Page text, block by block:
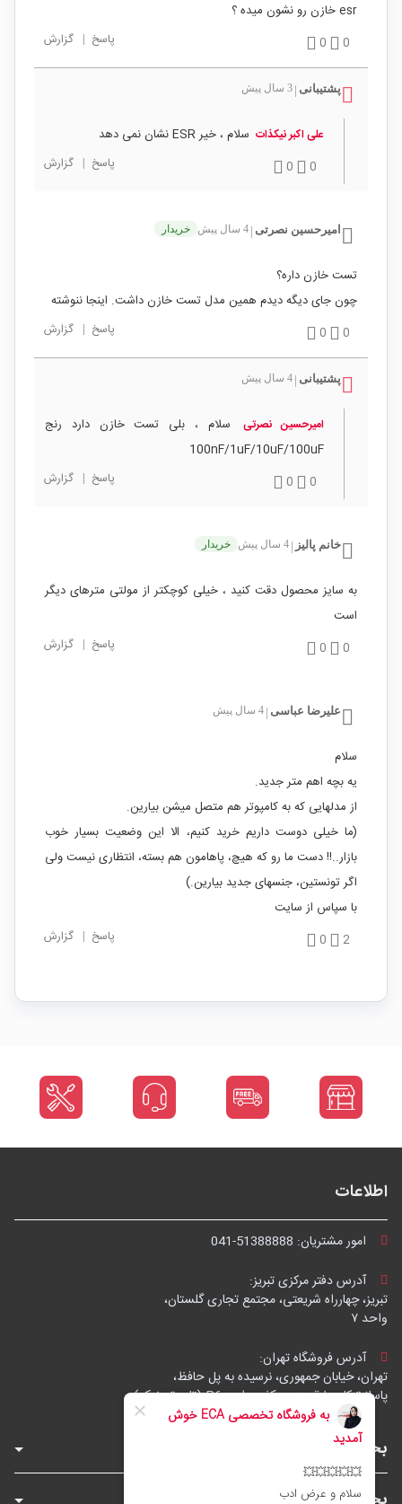
esr خازن رو نشون میده ؟
0
0 پاسخ | گزارش
پشتیبانی 3 سال پیش
علی اکبر نیکذات سلام ، خیر ESR نشان نمی دهد
0
0 پاسخ | گزارش
امیرحسین نصرتی 4 سال پیش خریدار
تست خازن داره؟
چون جای دیگه دیدم همین مدل تست خازن داشت. اینجا ننوشته
0
0 پاسخ | گزارش
پشتیبانی 4 سال پیش
امیرحسین نصرتی
سلام ، بلی تست خازن دارد رنج
100nF/1uF/10uF/100uF
0
0 پاسخ | گزارش
خانم پالیز 4 سال پیش خریدار
به سایز محصول دقت کنید ، خیلی کوچکتر از مولتی مترهای دیگر
است
0
0 پاسخ | گزارش
علیرضا عباسی 4 سال پیش
سلام
یه بچه اهم متر جدید.
از مدلهایی که به کامپوتر هم متصل میشن بیارین.
(ما خیلی دوست داریم خرید کنیم، الا این وضعیت بسیار خوب
بازار..!! دست ما رو که هیچ، پاهامون هم بسته، انتظاری نیست ولی
اگر تونستین، جنسهای جدید بیارین.)
با سپاس از سایت
2
0 پاسخ | گزارش
اطلاعات
امور مشتریان: 041-51388888
آدرس دفتر مرکزی تبریز:
تبریز، چهارراه شریعتی، مجتمع تجاری گلستان،
واحد ۷
آدرس فروشگاه تهران:
تهران، خیابان جمهوری، نرسیده به پل حافظ،
پاساژ توکل، طبقه زیرهمکف، واحد B6 (تاپ ترونیک)
بخش‌های فروشگاه